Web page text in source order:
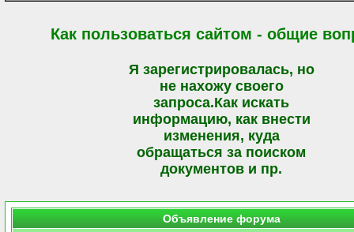
Как пользоваться сайтом - общие
Я зарегистрировалась, но
не нахожу своего
запроса.Как искать
информацию, как внести
изменения, куда
обращаться за поиском
документов и пр.
Объявление форума